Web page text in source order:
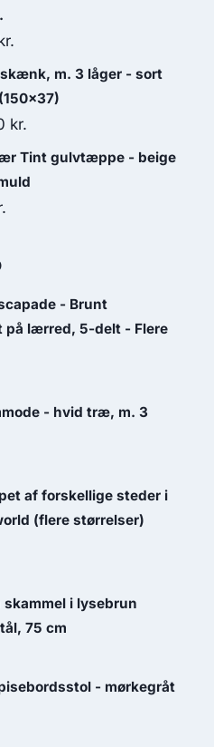
m. 3 låger - sort
kr.
Tint gulvtæppe - beige
- Brunt
på lærred, 5-delt - Flere
- hvid træ, m. 3
af forskellige steder i
(flere størrelser)
skammel i lysebrun
75 cm
- mørkegråt